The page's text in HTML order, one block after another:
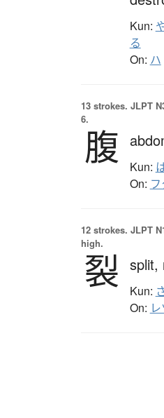
Kun:
る
On: ハ
13 strokes. JLPT
6.
腹 Kun:
On: フ
12 strokes. JLPT
high.
裂 split,
Kun:
On: